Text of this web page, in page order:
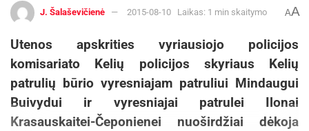
J. Šalaševičienė 2015-08-10 Laikas: 1 min skaitymo AA
Utenos apskrities vyriausiojo policijos
komisariato Kelių policijos skyriaus Kelių
patrulių būrio vyresniajam patruliui Mindaugui
Buivydui ir vyresniajai patrulei Ilonai
Krasauskaitei-Čeponienei nuoširdžiai dėkoja